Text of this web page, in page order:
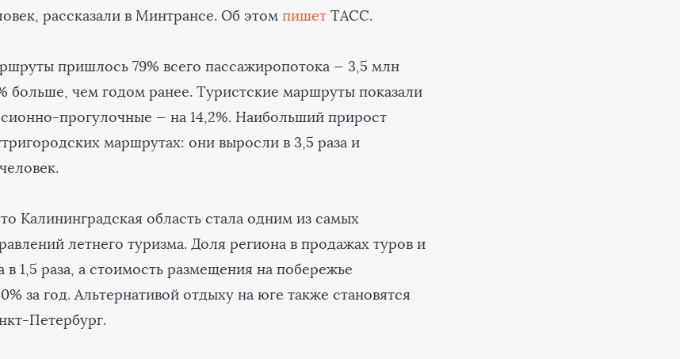
рассказали в Минтрансе. Об этом пишет ТАСС.
пришлось 79% всего пассажиропотока — 3,5 млн
больше, чем годом ранее. Туристские маршруты показали
прогулочные — на 14,2%. Наибольший прирост
маршрутах: они выросли в 3,5 раза и
Калининградская область стала одним из самых
летнего туризма. Доля региона в продажах туров и
в 1,5 раза, а стоимость размещения на побережье
за год. Альтернативой отдыху на юге также становятся
Петербург.